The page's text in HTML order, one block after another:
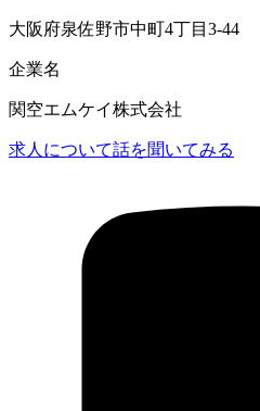
大阪府泉佐野市中町4丁目3-44
企業名
関空エムケイ株式会社
求人について話を聞いてみる